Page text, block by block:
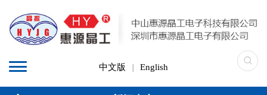
中文版 English